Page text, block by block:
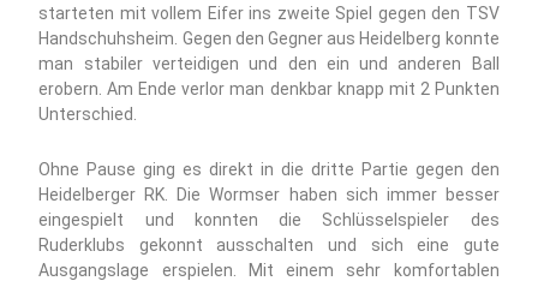
starteten mit vollem Eifer ins zweite Spiel gegen den TSV
Handschuhsheim. Gegen den Gegner aus Heidelberg konnte
man stabiler verteidigen und den ein und anderen Ball
erobern. Am Ende verlor man denkbar knapp mit 2 Punkten
Unterschied.
Ohne Pause ging es direkt in die dritte Partie gegen den
Heidelberger RK. Die Wormser haben sich immer besser
eingespielt und konnten die Schlüsselspieler des
Ruderklubs gekonnt ausschalten und sich eine gute
Ausgangslage erspielen. Mit einem sehr komfortablen